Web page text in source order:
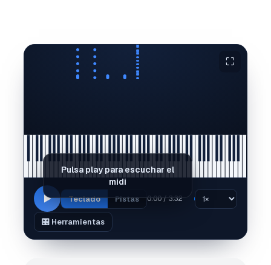
⛶
Pulsa play para escuchar el
midi
Teclado Pistas 0:00 / 3:32
🎛️ Herramientas